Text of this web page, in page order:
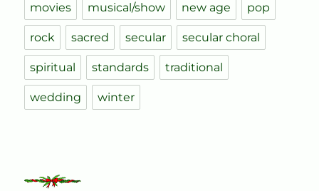
movies musical/show new age pop
rock sacred secular secular choral
spiritual standards traditional
wedding winter